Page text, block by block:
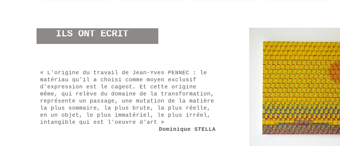
« L'origine du travail de Jean-Yves PENNEC : le
matériau qu'il a choisi comme moyen exclusif
d'expression est le cageot. Et cette origine
même, qui relève du domaine de la transformation,
représente un passage, une mutation de la matière
la plus sommaire, la plus brute, la plus réelle,
en un objet, le plus immatériel, le plus irréel,
intangible qui est l'oeuvre d'art »
Dominique STELLA
ILS ONT ÉCRIT